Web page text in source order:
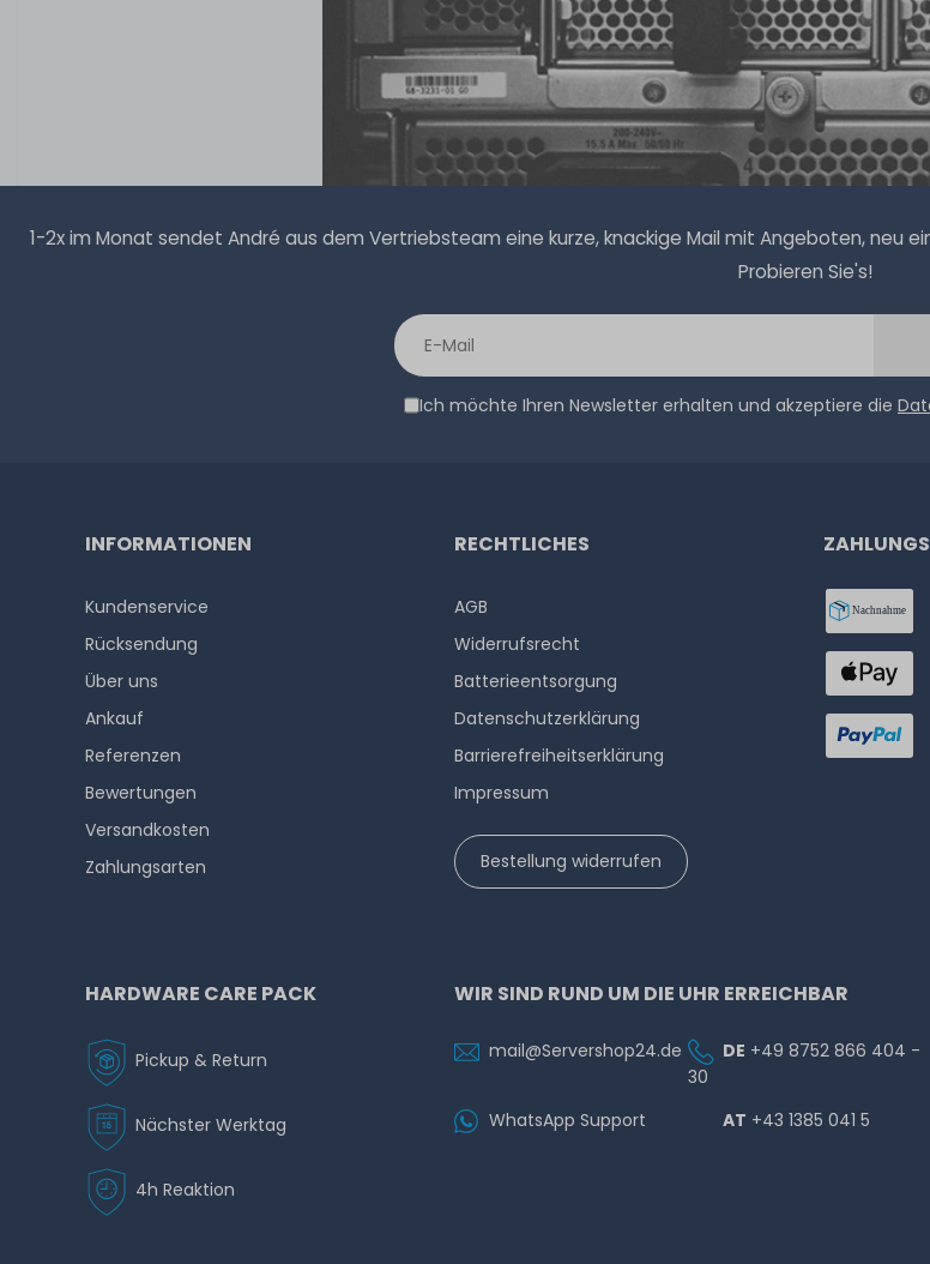
1-2x im Monat sendet André aus dem Vertriebsteam eine kurze, knackige Mail mit Angeboten, neu
Probieren Sie's!
Ich möchte Ihren Newsletter erhalten und akzeptiere die
INFORMATIONEN
Kundenservice
Rücksendung
Über uns
Ankauf
Referenzen
Bewertungen
Versandkosten
Zahlungsarten
RECHTLICHES
AGB
Widerrufs­recht
Batterieentsorgung
Datenschutzerklärung
Barrierefreiheitserklärung
Impressum
Bestellung widerrufen
HARDWARE CARE PACK
Pickup & Return
Nächster Werktag
4h Reaktion
WIR SIND RUND UM DIE UHR ERREICHBAR
mail@Servershop24.de DE +49 8752 866 404 -
30
WhatsApp Support AT +43 1385 041 5